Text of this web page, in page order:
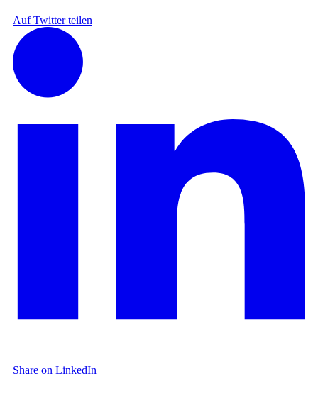
Auf Twitter teilen
Share on LinkedIn